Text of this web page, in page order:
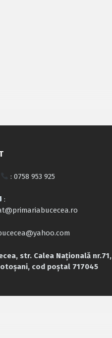
: 0758 953 925
:
str. Calea Națională nr.71,
cod poștal 717045